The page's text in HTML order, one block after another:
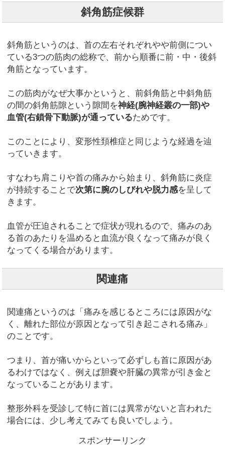
斜角筋症候群
斜角筋というのは、首の左右それぞれやや前側につい
ている3つの筋肉の総称で、前から順番に前・中・後斜
角筋となっています。
この筋肉がなぜ大事かというと、前斜角筋と中斜角筋
の間の斜角筋隙という隙間を神経(腕神経叢の一部)や
血管(右鎖骨下動脈)が通っているためです。
このことにより、変形性頚椎症と同じような経過を辿
っていきます。
すなわち肩こりや首の痛みから始まり、斜角筋に炎症
が持続することで次第に腕のしびれや脱力感を呈して
きます。
血管が圧迫されることで症状が現れるので、痛みのあ
る首のあたりを温めると血流が良くなって痛みが良く
なってくる場合があります。
関連痛
関連痛というのは「痛みを感じるところには原因がな
く、離れた部位が原因となって引き起こされる痛み」
のことです。
つまり、首が痛いからといって必ずしも首に原因があ
るわけではなく、例えば胆嚢や肝臓の異常が引き金と
なっていることがあります。
整形外科を受診して特に首には異常がないと言われた
場合には、少し考えてみても良いでしょう。
スポンサーリンク